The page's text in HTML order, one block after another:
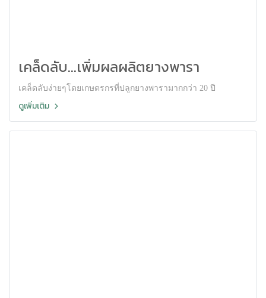
เคล็ดลับ...เพิ่มผลผลิตยางพารา
เคล็ดลับง่ายๆโดยเกษตรกรที่ปลูกยางพารามากกว่า 20 ปี
ดูเพิ่มเติม